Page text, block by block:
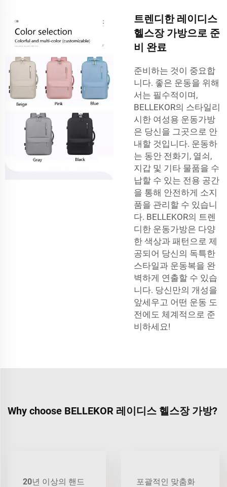
트렌디한 레이디스
헬스장 가방으로 준
비 완료
준비하는 것이 중요합
니다. 좋은 운동을 위해
서는 필수적이며,
BELLEKOR의 스타일리
시한 여성용 운동가방
은 당신을 그곳으로 안
내할 것입니다. 운동하
는 동안 전화기, 열쇠,
지갑 및 기타 물품을 수
납할 수 있는 전용 공간
을 통해 안전하게 소지
품을 관리할 수 있습니
다. BELLEKOR의 트렌
디한 운동가방은 다양
한 색상과 패턴으로 제
공되어 당신의 독특한
스타일과 운동복을 완
벽하게 연출할 수 있습
니다. 당신만의 개성을
앞세우고 어떤 운동 도
전에도 체계적으로 준
비하세요!
Why choose BELLEKOR 레이디스 헬스장 가방?
20년 이상의 핸드
포괄적인 맞춤화